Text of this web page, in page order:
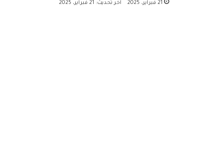
21 فبراير، 2025 آخر تحديث: 21 فبراير، 2025